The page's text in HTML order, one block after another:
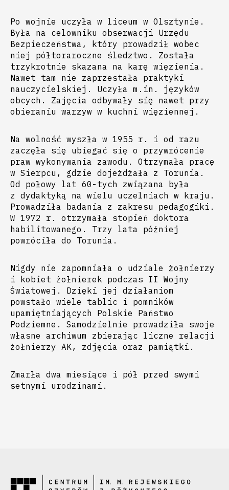
Po wojnie uczyła w liceum w Olsztynie.
Była na celowniku obserwacji Urzędu
Bezpieczeństwa, który prowadził wobec
niej półtoraroczne śledztwo. Została
trzykrotnie skazana na karę więzienia.
Nawet tam nie zaprzestała praktyki
nauczycielskiej. Uczyła m.in. języków
obcych. Zajęcia odbywały się nawet przy
obieraniu warzyw w kuchni więziennej.
Na wolność wyszła w 1955 r. i od razu
zaczęła się ubiegać się o przywrócenie
praw wykonywania zawodu. Otrzymała pracę
w Sierpcu, gdzie dojeżdżała z Torunia.
Od połowy lat 60-tych związana była
z dydaktyką na wielu uczelniach w kraju.
Prowadziła badania z zakresu pedagogiki.
W 1972 r. otrzymała stopień doktora
habilitowanego. Trzy lata później
powróciła do Torunia.
Nigdy nie zapomniała o udziale żołnierzy
i kobiet żołnierek podczas II Wojny
Światowej. Dzięki jej działaniom
powstało wiele tablic i pomników
upamiętniających Polskie Państwo
Podziemne. Samodzielnie prowadziła swoje
własne archiwum zbierając liczne relacji
żołnierzy AK, zdjęcia oraz pamiątki.
Zmarła dwa miesiące i pół przed swymi
setnymi urodzinami.